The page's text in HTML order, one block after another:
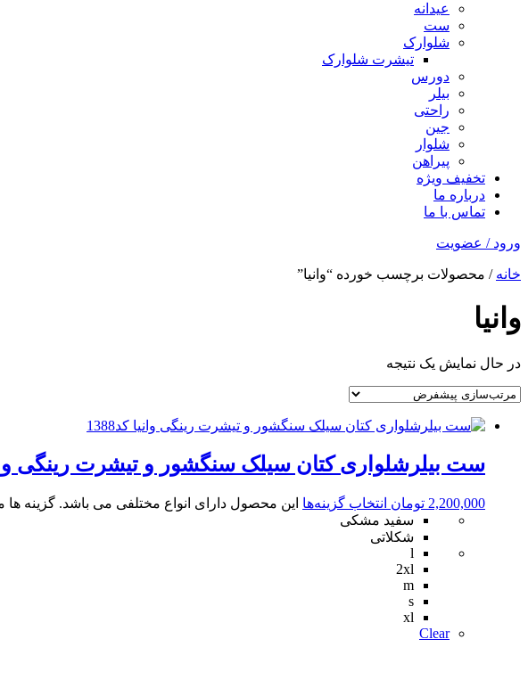
عیدانه
ست
شلوارک
تیشرت شلوارک
دورس
بیلر
راحتی
جین
شلوار
پیراهن
تخفیف ویژه
درباره ما
تماس با ما
ورود / عضویت
خانه / محصولات برچسب خورده “وانیا”
وانیا
در حال نمایش یک نتیجه
ست بیلرشلواری کتان سیلک سنگشور و تیشرت رینگی وانیا
2,200,000 تومان انتخاب گزینه‌ها این محصول دارای انواع مختلفی می باشد.
سفید مشکی
شکلاتی
l
2xl
m
s
xl
Clear